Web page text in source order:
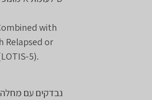
with
Relapsed or
5).
נבדקים עם